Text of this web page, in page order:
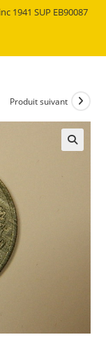
1941 SUP EB90087
Produit suivant